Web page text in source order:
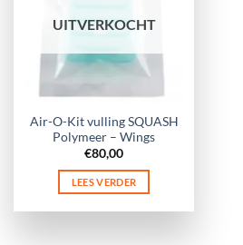
UITVERKOCHT
Air-O-Kit vulling SQUASH
Polymeer – Wings
€80,00
LEES VERDER